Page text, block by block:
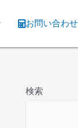
お問い合わ
検索